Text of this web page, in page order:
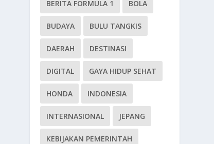
BERITA FORMULA 1 BOLA
BUDAYA BULU TANGKIS
DAERAH DESTINASI
DIGITAL GAYA HIDUP SEHAT
HONDA INDONESIA
INTERNASIONAL JEPANG
KEBIJAKAN PEMERINTAH